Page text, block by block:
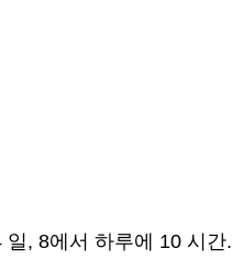
, 8에서 하루에 10 시간.